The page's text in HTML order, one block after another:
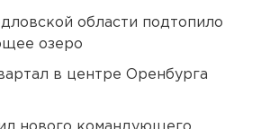
области подтопило
озеро
в центре Оренбурга